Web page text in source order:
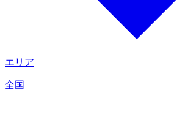
エリア
全国